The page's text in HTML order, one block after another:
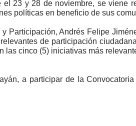
23 y 28 de noviembre, se viene
política​s en beneficio de sus
Participación, Andrés Felipe
de participación
cinco (5) iniciativas más
a participar de la